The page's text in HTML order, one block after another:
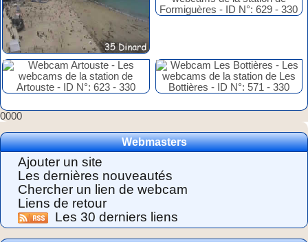
0000
Webmasters
Ajouter un site
Les dernières nouveautés
Chercher un lien de webcam
Liens de retour
Les 30 derniers liens